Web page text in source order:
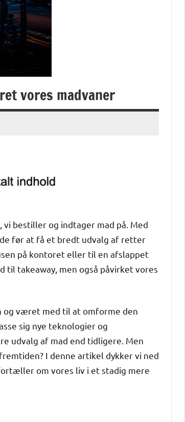
vores madvaner
bestiller og indtager mad på. Med
før at få et bredt udvalg af retter
på kontoret eller til en afslappet
takeaway, men også påvirket vores
og været med til at omforme den
sig nye teknologier og
udvalg af mad end tidligere. Men
I denne artikel dykker vi ned
om vores liv i et stadig mere